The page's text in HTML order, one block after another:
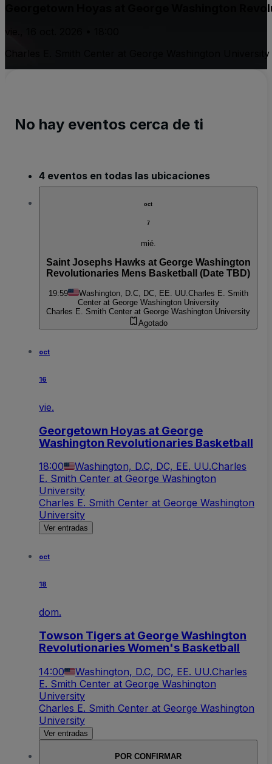
Georgetown Hoyas at George Washington
Charles E. Smith Center at George Washington University
No hay eventos cerca de ti
4 eventos en todas las ubicaciones
oct
7
mié.
Saint Josephs Hawks at George Washington
Revolutionaries Mens Basketball (Date TBD)
19:59 Washington, D.C, DC, EE. UU. Charles E. Smith
Center at George Washington University
Charles E. Smith Center at George Washington University
Agotado
oct
16
vie.
Georgetown Hoyas at George
Washington Revolutionaries Basketball
18:00 Washington, D.C, DC, EE. UU.Charles
E. Smith Center at George Washington
University
Charles E. Smith Center at George Washington
University
Ver entradas
oct
18
dom.
Towson Tigers at George Washington
Revolutionaries Women's Basketball
14:00 Washington, D.C, DC, EE. UU.Charles
E. Smith Center at George Washington
University
Charles E. Smith Center at George Washington
University
Ver entradas
POR CONFIRMAR